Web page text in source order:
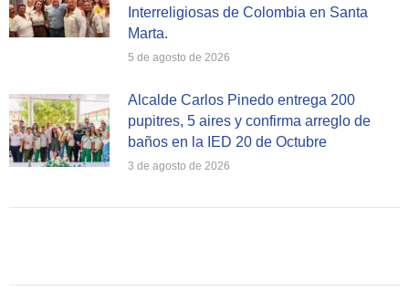
Interreligiosas de Colombia en Santa
Marta.
5 de agosto de 2026
Alcalde Carlos Pinedo entrega 200
pupitres, 5 aires y confirma arreglo de
baños en la IED 20 de Octubre
3 de agosto de 2026